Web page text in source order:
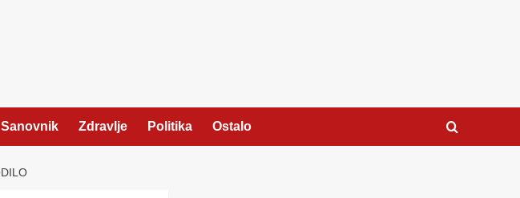
Sanovnik Zdravlje Politika Ostalo